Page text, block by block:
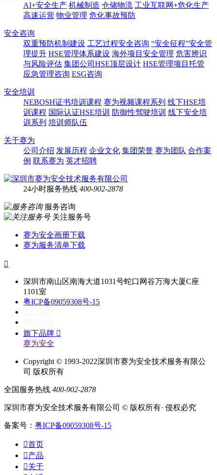
AI+安全生产 机械制造 仓储物流 工业互联网+危化生产
高速运营 物业管理 危化事故预防
安全咨询
双重预防机制建设 工艺过程安全咨询 “安全征程”安全管
理提升 HSE管理体系建设 海外项目安全管理 危害辨识
与风险评估 集团公司HSE顶层设计 HSE管理项目托管
应急管理咨询 ESG咨询
安全培训
NEBOSH证书培训课程 赛为视频课程系列 线下HSE培
训课程 国际认证HSE培训 防御性驾驶培训 线下安全培
训系列 培训师队伍
关于赛为
公司介绍 发展历程 企业文化 集团荣誉 赛为团队 合作案
例 联系赛为 英才招聘
24小时服务热线 400-902-2878
服务咨询
关注服务号
赛为安全画册下载
赛为服务清单下载

深圳市南山区南海大道1031号蛇口网谷万海大厦C座
1101室
粤ICP备09059308号-15
旗下品牌 
赛为安全
Copyright © 1993-2022深圳市赛为安全技术服务有限公
司 版权所有
全国服务热线 400-902-2878
深圳市赛为安全技术服务有限公司 © 版权所有· 侵权必究
备案号： 粤ICP备09059308号-15
首页
产品
关于